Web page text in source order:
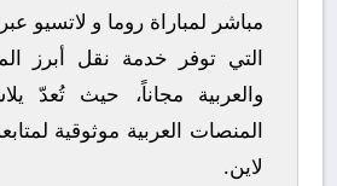
مباشر لمباراة روما و لاتسيو
التي توفر خدمة نقل أبرز
والعربية مجاناً، حيث تُعدّ
المنصات العربية موثوقية
لاين.